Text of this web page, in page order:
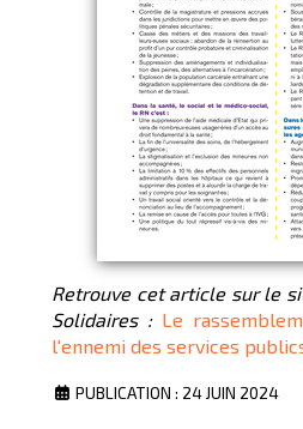
Retrouve cet article sur le
Solidaires : Le
l'ennemi des services
PUBLICATION : 24 JUIN 2024